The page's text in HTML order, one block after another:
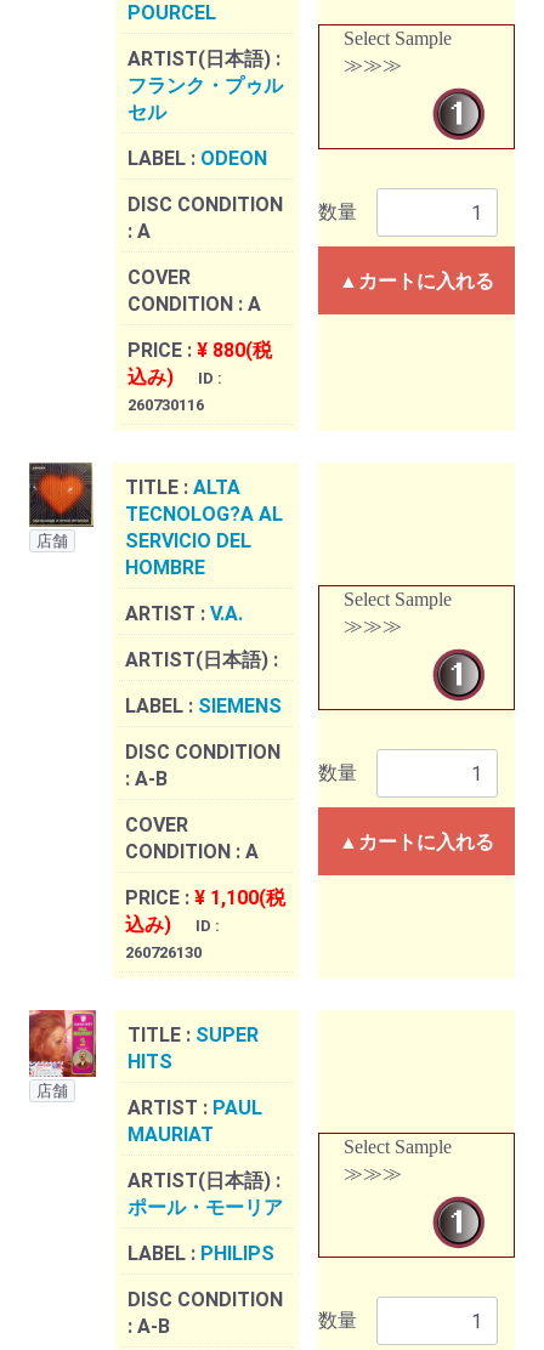
POURCEL
ARTIST(日本語) :
フランク・プゥル
セル
LABEL : ODEON
DISC CONDITION
: A
COVER
CONDITION : A
PRICE : ¥ 880(税
込み)
ID :
260730116
Select Sample
≫≫≫
数量
▲カートに入れる
店舗
TITLE : ALTA
TECNOLOG?A AL
SERVICIO DEL
HOMBRE
ARTIST : V.A.
ARTIST(日本語) :
LABEL : SIEMENS
DISC CONDITION
: A-B
COVER
CONDITION : A
PRICE : ¥ 1,100(税
込み)
ID :
260726130
Select Sample
≫≫≫
数量
▲カートに入れる
店舗
TITLE : SUPER
HITS
ARTIST : PAUL
MAURIAT
ARTIST(日本語) :
ポール・モーリア
LABEL : PHILIPS
DISC CONDITION
: A-B
Select Sample
≫≫≫
数量